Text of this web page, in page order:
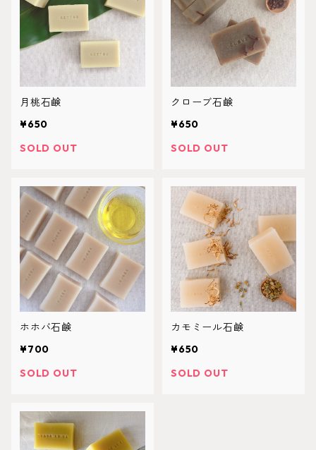
月桃石鹸
¥650
SOLD OUT
クローブ石鹸
¥650
SOLD OUT
ホホバ石鹸
¥700
SOLD OUT
カモミール石鹸
¥650
SOLD OUT